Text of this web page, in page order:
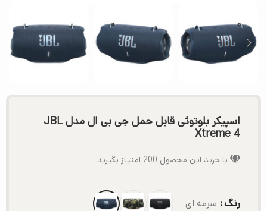
اسپیکر بلوتوثی قابل حمل جی بی ال مدل JBL
Xtreme 4
با خرید این محصول 200 امتیاز بگیرید
رنگ سرمه ای